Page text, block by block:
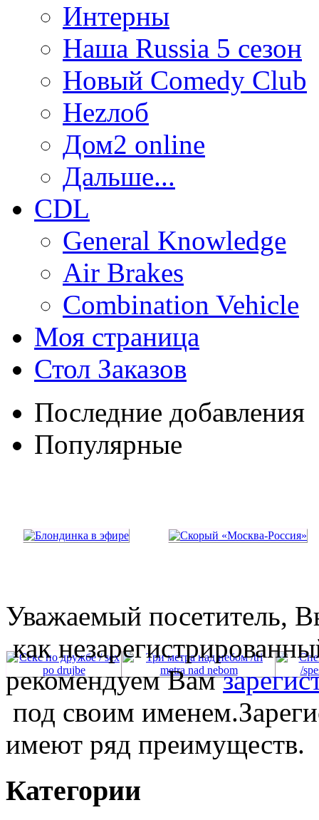
Интерны
Наша Russia 5 сезон
Новый Comedy Club
Неzлоб
Дом2 online
Дальше...
CDL
General Knowledge
Air Brakes
Combination Vehicle
Моя страница
Стол Заказов
Последние добавления
Популярные
Уважаемый посетитель,
как
рекомендуем Вам
под своим
имеют ряд преимуществ.
Категории